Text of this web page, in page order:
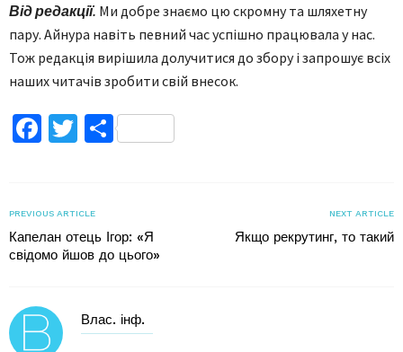
Від редакції. Ми добре знаємо цю скромну та шляхетну
пару. Айнура навіть певний час успішно працювала у нас.
Тож редакція вирішила долучитися до збору і запрошує всіх
наших читачів зробити свій внесок.
Facebook
TwitterПоділитися
PREVIOUS ARTICLE
Капелан отець Ігор: «Я
свідомо йшов до цього»
NEXT ARTICLE
Якщо рекрутинг, то такий
Влас. інф.